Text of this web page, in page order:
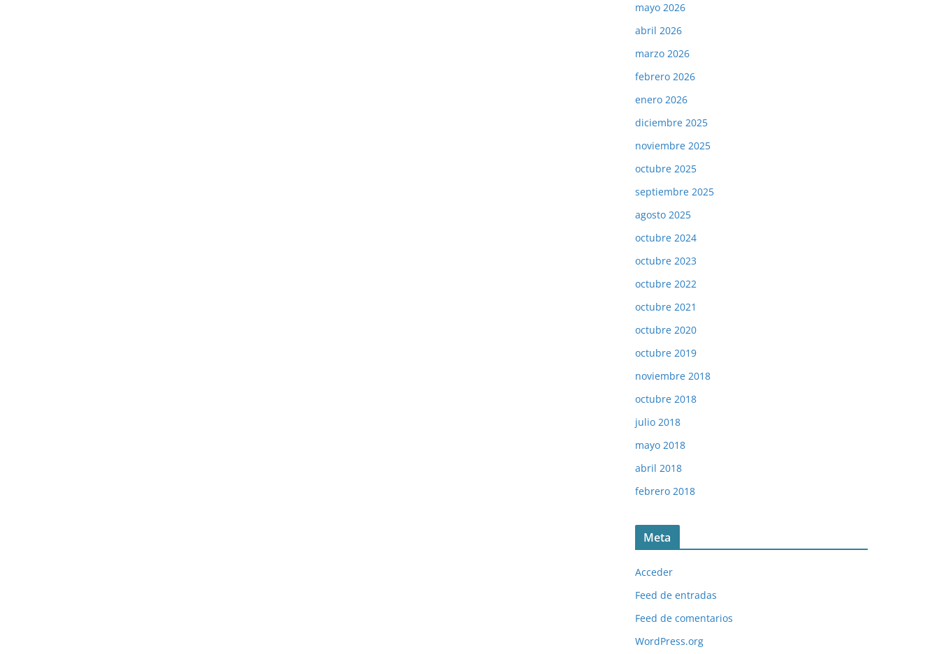
mayo 2026
abril 2026
marzo 2026
febrero 2026
enero 2026
diciembre 2025
noviembre 2025
octubre 2025
septiembre 2025
agosto 2025
octubre 2024
octubre 2023
octubre 2022
octubre 2021
octubre 2020
octubre 2019
noviembre 2018
octubre 2018
julio 2018
mayo 2018
abril 2018
febrero 2018
Meta
Acceder
Feed de entradas
Feed de comentarios
WordPress.org